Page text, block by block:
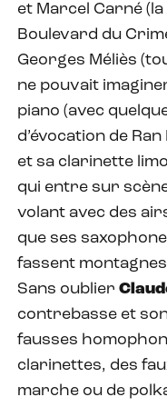
et Marcel Carné
Boulevard du
Georges Méliès
ne pouvait
piano (avec
d’évocation de Ran
et sa clarinette
qui entre sur
volant avec des
que ses
fassent
Sans oublier
contrebasse et
fausses
clarinettes, des
marche ou de